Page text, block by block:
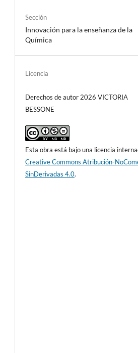
Sección
Innovación para la enseñanza de la
Química
Licencia
Derechos de autor 2026 VICTORIA
BESSONE
Esta obra está bajo una licencia
Creative Commons Atribución-
SinDerivadas 4.0.